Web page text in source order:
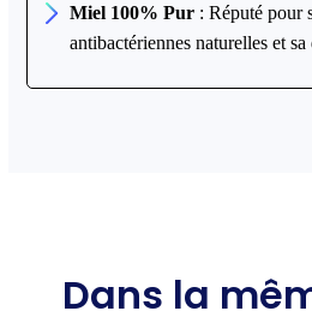
Miel 100% Pur : Réputé pour
antibactériennes naturelles et
Dans la